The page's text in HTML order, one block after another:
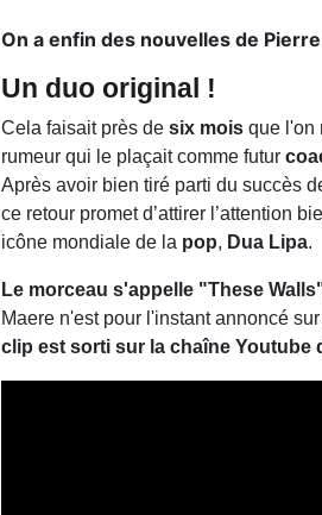
On a enfin des nouvelles de
Un duo original !
Cela faisait près de six mois que l'on
rumeur qui le plaçait comme futur
Après avoir bien tiré parti du succès
ce retour promet d’attirer l’attention
icône mondiale de la pop, Dua Lipa.
Le morceau s'appelle "These
Maere n'est pour l'instant annoncé
clip est sorti sur la chaîne Youtube